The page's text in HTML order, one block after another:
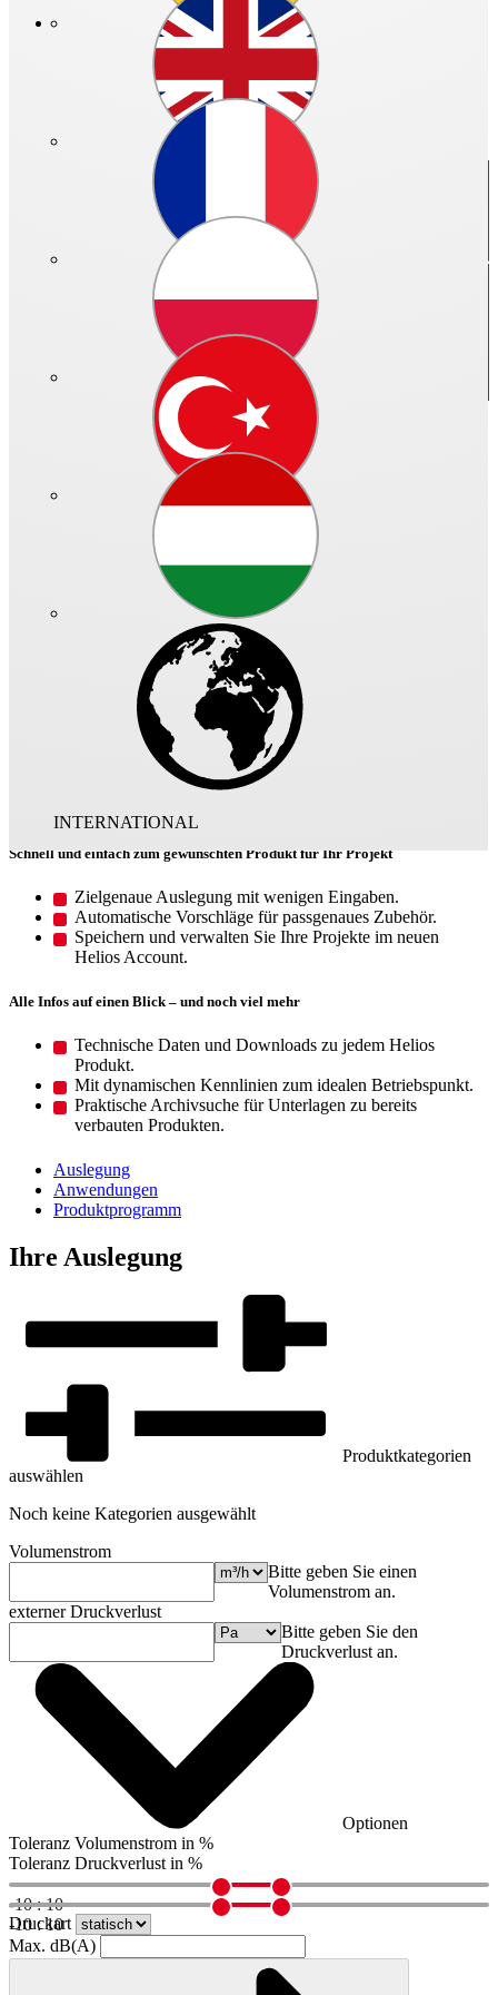
INTERNATIONAL
Neuerungen der HeliosOnline Welt finden Sie
bisher auf KWLeasyPlan und HeliosSelect gespeicherten
können Sie bis auf Weiteres erreichen. Alle Infos dazu
finden Sie nach der vollständigen Registrierung und dem Login
unter "Ihre Projekte" sowie "Ihre Auslegungen".
Schließen
Der interaktive Produkt-Finder
Alle Informationen zur Helios-Produktwelt.
Schnell und innovativ!
Ihr smarter Assistent für die Helios
Produktwelt
Ganz gleich welche Produktinformationen Sie benötigen –
HeliosSelect führt Sie schnell ans Ziel. Von technischen Angaben
über CAD-Daten bis hin zur Montagevorschrift finden Sie hier
sämtliche produktrelevante Daten auf einen Blick. Und über die
komfortable Auslegung ermitteln Sie die perfekt passende Lösung
Schnell und einfach zum gewünschten Produkt für Ihr Projekt
Zielgenaue Auslegung mit wenigen Eingaben.
Automatische Vorschläge für passgenaues Zubehör.
Speichern und verwalten Sie Ihre Projekte im neuen
Helios Account.
Alle Infos auf einen Blick – und noch viel mehr
Technische Daten und Downloads zu jedem Helios
Produkt.
Mit dynamischen Kennlinien zum idealen Betriebspunkt.
Praktische Archivsuche für Unterlagen zu bereits
verbauten Produkten.
Auslegung
Anwendungen
Produktprogramm
Ihre Auslegung
Produktkategorien
auswählen
Noch keine Kategorien ausgewählt
Volumenstrom
Bitte geben Sie einen
Volumenstrom an.
externer Druckverlust
Bitte geben Sie den
Druckverlust an.
Optionen
Toleranz Volumenstrom in %
Toleranz Druckverlust in %
-10 : 10
-10 : 10
Druckart
Max. dB(A)